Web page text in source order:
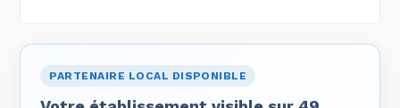
PARTENAIRE LOCAL DISPONIBLE